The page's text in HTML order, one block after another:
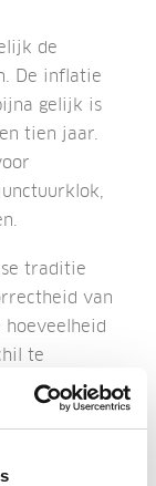
de
De inflatie
gelijk is
tien jaar.
traditie
van
hoeveelheid
te
is er
we voor